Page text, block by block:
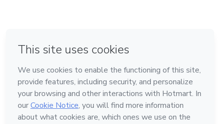
Feito com ❤ na Cidade do México
Conheça a Hotmart